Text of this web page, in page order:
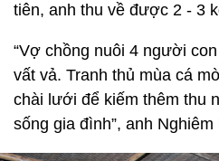
tiên, anh thu về được 2 - 3
“Vợ chồng nuôi 4 người
vất vả. Tranh thủ mùa cá
chài lưới để kiếm thêm thu
sống gia đình”, anh Nghiêm